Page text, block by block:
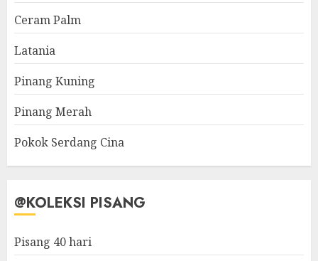
Ceram Palm
Latania
Pinang Kuning
Pinang Merah
Pokok Serdang Cina
@KOLEKSI PISANG
Pisang 40 hari